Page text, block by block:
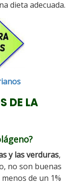
dieta adecuada.
DE LA
y las verduras,
no son buenas
de un 1%